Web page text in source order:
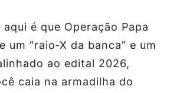
é que Operação Papa
um “raio‑X da banca” e um
ao edital 2026,
caia na armadilha do